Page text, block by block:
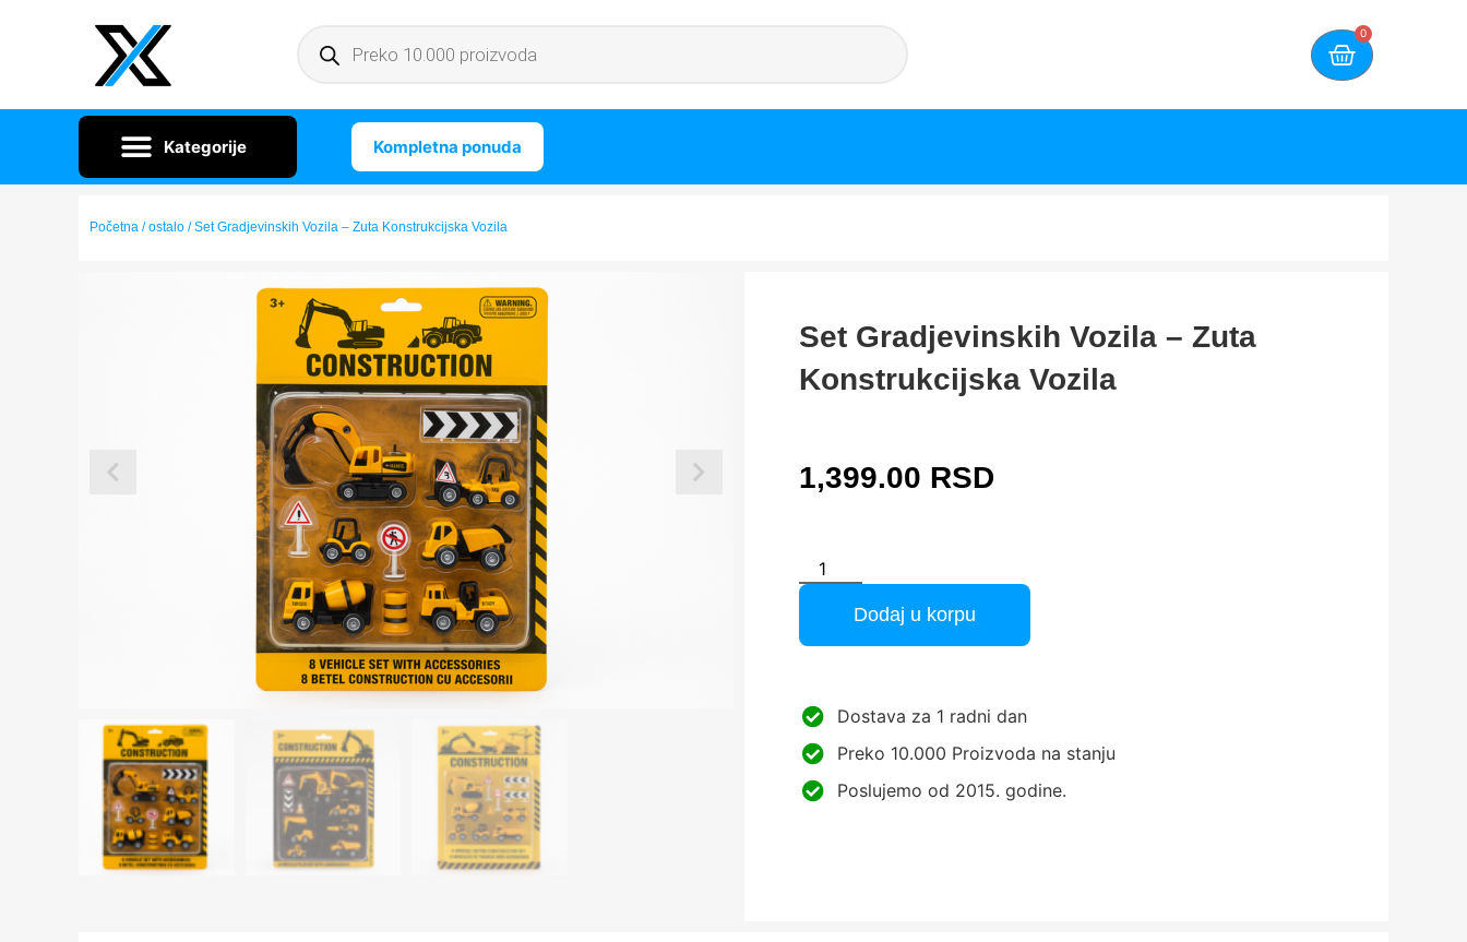
0
Kompletna ponuda
Početna /ostalo / Set Gradjevinskih Vozila – Zuta Konstrukcijska Vozila
Set Gradjevinskih Vozila – Zuta
Konstrukcijska Vozila
1,399.00 RSD
Dodaj u korpu
Dostava za 1 radni dan
Preko 10.000 Proizvoda na stanju
Poslujemo od 2015. godine.